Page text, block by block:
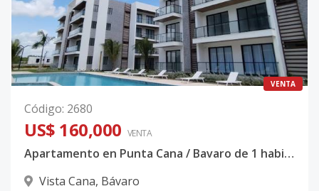
VENTA
Código: 2680
US$ 160,000 VENTA
Apartamento en Punta Cana / Bavaro de 1 habitación ideal para negocio
Vista Cana, Bávaro